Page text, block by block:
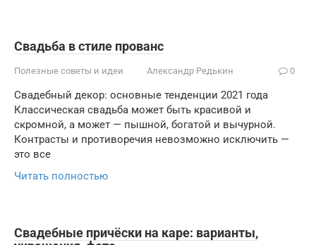
Свадьба в стиле прованс
Полезные советы и идеи Александр Редькин 0
Свадебный декор: основные тенденции 2021 года
Классическая свадьба может быть красивой и
скромной, а может — пышной, богатой и вычурной.
Контрасты и противоречия невозможно исключить —
это все
Читать полностью
Свадебные причёски на каре: варианты,